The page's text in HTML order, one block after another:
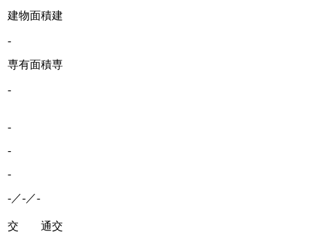
建物面積建
-
専有面積専
-
-
-
-
-／-／-
交 通交